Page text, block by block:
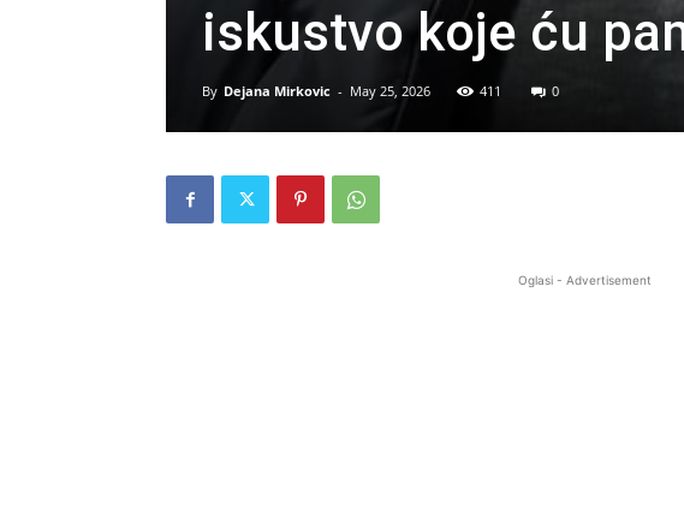
iskustvo koje ću
By Dejana Mirkovic - May 25, 2026 411 0
Oglasi - Advertisement